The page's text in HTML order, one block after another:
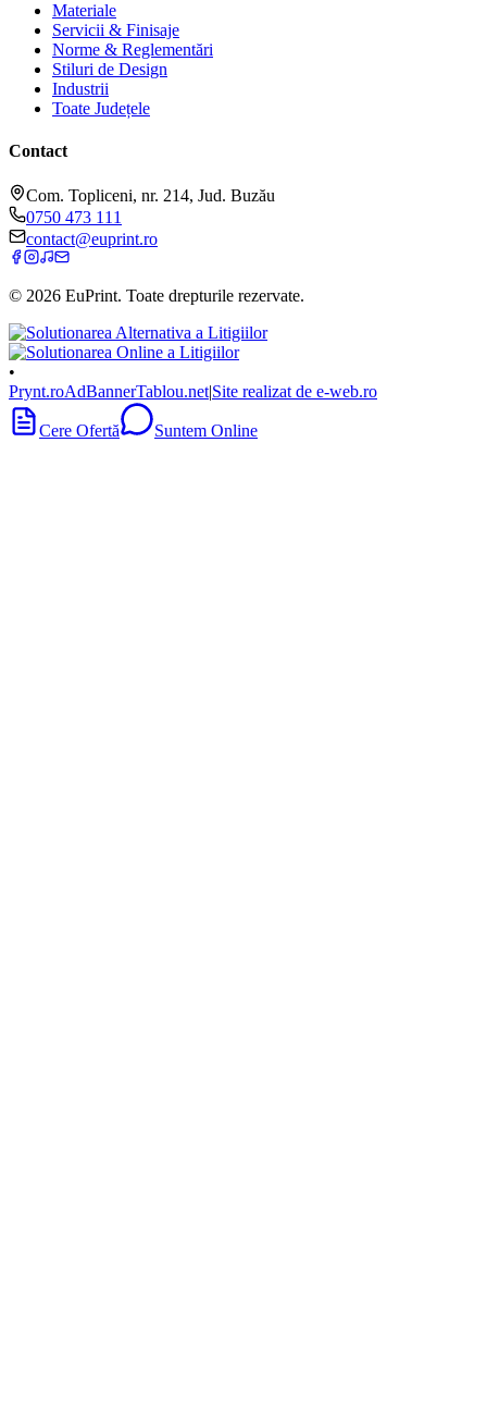
Materiale
Servicii & Finisaje
Norme & Reglementări
Stiluri de Design
Industrii
Toate Județele
Contact
Com. Topliceni, nr. 214, Jud. Buzău
0750 473 111
contact@euprint.ro
© 2026 EuPrint. Toate drepturile rezervate.
•
Prynt.roAdBannerTablou.net|Site realizat de e-web.ro
Cere Ofertă Suntem Online